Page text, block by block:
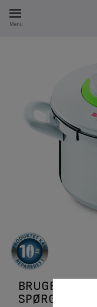
Menu
SPØRGSMÅL